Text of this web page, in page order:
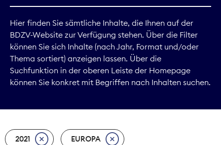
Digitales
Kommunikation
Marktdaten
Nachhaltigkeit
Hier finden Sie sämtliche Inhalte, die Ihnen auf der
BDZV-Website zur Verfügung stehen. Über die Filter
können Sie sich Inhalte (nach Jahr, Format und/oder
Thema sortiert) anzeigen lassen. Über die
Suchfunktion in der oberen Leiste der Homepage
können Sie konkret mit Begriffen nach Inhalten suchen.
2021 EUROPA